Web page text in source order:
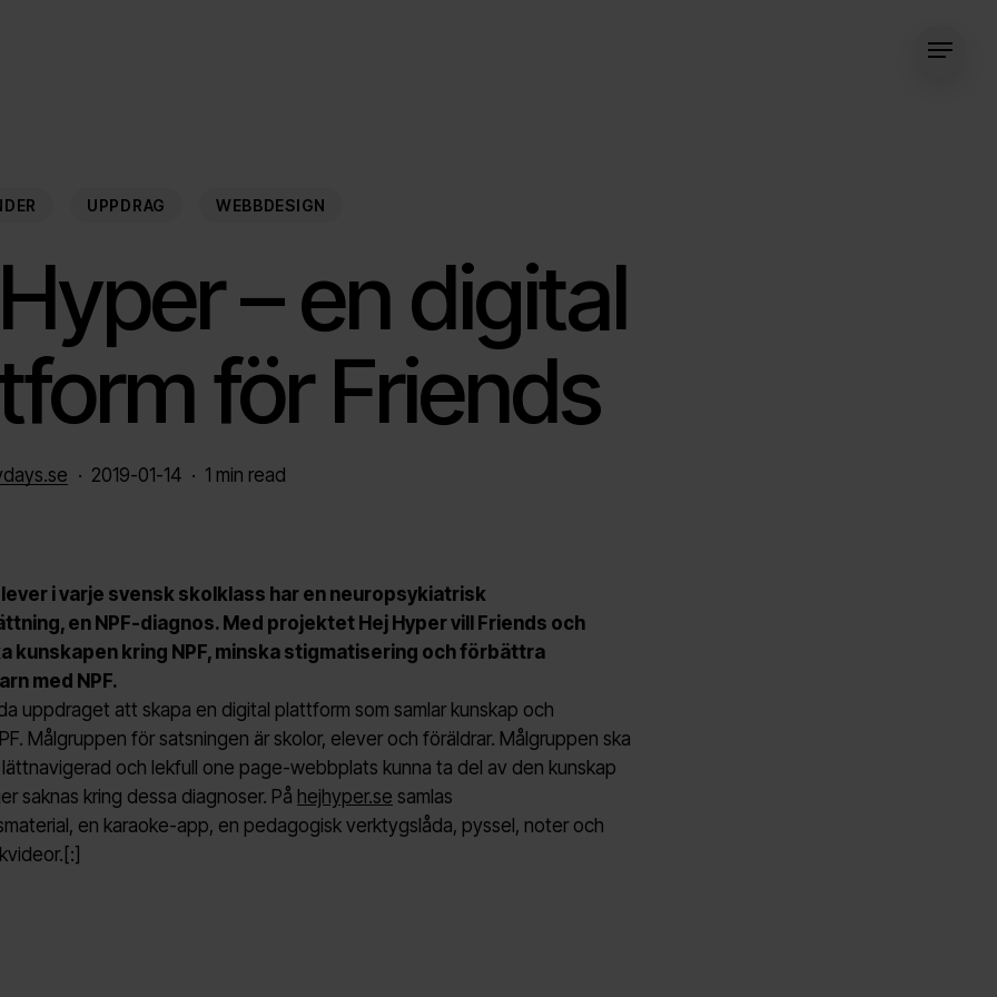
Menu
UPPDRAG WEBBDESIGN
– en digital
för Friends
2019-01-14 1 min read
i varje svensk skolklass har en neuropsykiatrisk
en NPF-diagnos. Med projektet Hej Hyper vill Friends och
kunskapen kring NPF, minska stigmatisering och förbättra
med NPF.
uppdraget att skapa en digital plattform som samlar kunskap och
Målgruppen för satsningen är skolor, elever och föräldrar. Målgruppen ska
och lekfull one page-webbplats kunna ta del av den kunskap
saknas kring dessa diagnoser. På hejhyper.se samlas
en karaoke-app, en pedagogisk verktygslåda, pyssel, noter och